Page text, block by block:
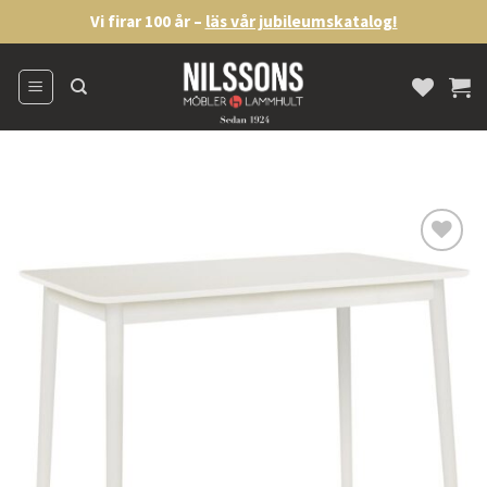
to
content
Vi firar 100 år – läs vår jubileumskatalog!
Lägg
önskelistan